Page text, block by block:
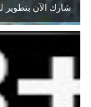
شارك الآن بتطوير